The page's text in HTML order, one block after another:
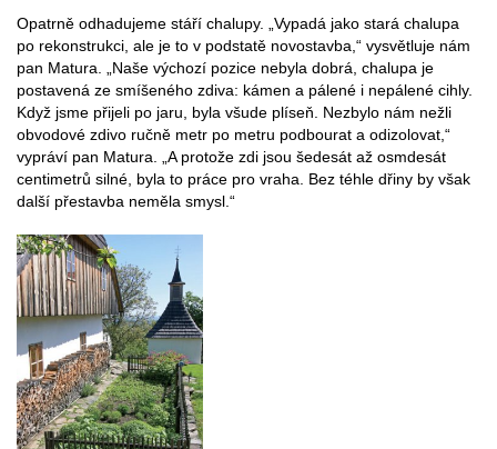
Opatrně odhadujeme stáří chalupy. „Vypadá jako stará chalupa
po rekonstrukci, ale je to v podstatě novostavba,“ vysvětluje nám
pan Matura. „Naše výchozí pozice nebyla dobrá, chalupa je
postavená ze smíšeného zdiva: kámen a pálené i nepálené cihly.
Když jsme přijeli po jaru, byla všude plíseň. Nezbylo nám nežli
obvodové zdivo ručně metr po metru podbourat a odizolovat,“
vypráví pan Matura. „A protože zdi jsou šedesát až osmdesát
centimetrů silné, byla to práce pro vraha. Bez téhle dřiny by však
další přestavba neměla smysl.“